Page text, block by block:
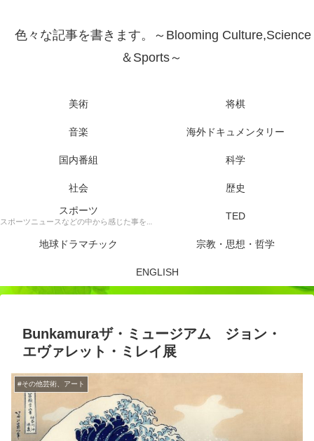
色々な記事を書きます。～Blooming Culture,Science
＆Sports～
美術 将棋
音楽 海外ドキュメンタリー
国内番組 科学
社会
歴史
スポーツ
スポーツニュースなどの中から感じた事を書きます。 TED
地球ドラマチック 宗教・思想・哲学
ENGLISH
Bunkamuraザ・ミュージアム ジョン・
エヴァレット・ミレイ展
#その他芸術、アート